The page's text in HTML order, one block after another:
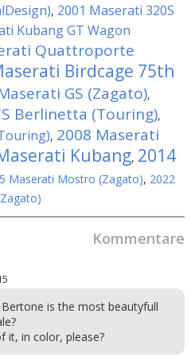
, 2001 Maserati 320S
Kubang GT Wagon
Quattroporte
Birdcage 75th
GS (Zagato),
Berlinetta (Touring),
, 2008 Maserati
Kubang, 2014
Maserati Mostro (Zagato), 2022
Kommentare
is the most beautyfull
it, in color, please?